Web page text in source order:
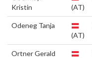
Kristin
(AT)
Odeneg Tanja
(AT)
Ortner Gerald